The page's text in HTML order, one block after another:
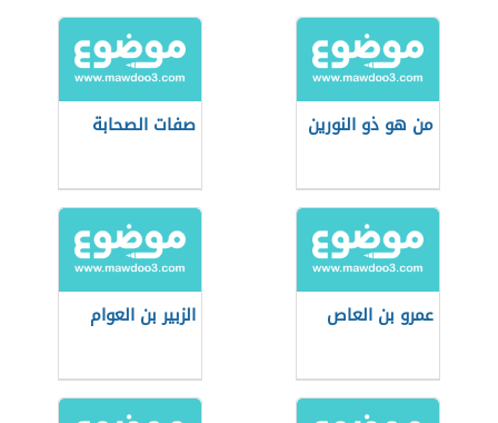
من هو ذو النورين صفات الصحابة
عمرو بن العاص الزبير بن العوام